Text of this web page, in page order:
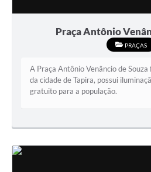
Praça Antônio
PRAÇAS
A Praça Antônio Venâncio de
da cidade de Tapira, possui
gratuito para a população.